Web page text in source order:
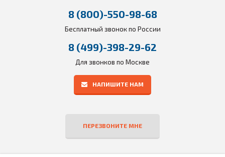
8 (800)-550-98-68
Бесплатный звонок по России
8 (499)-398-29-62
Для звонков по Москве
НАПИШИТЕ НАМ
ПЕРЕЗВОНИТЕ МНЕ